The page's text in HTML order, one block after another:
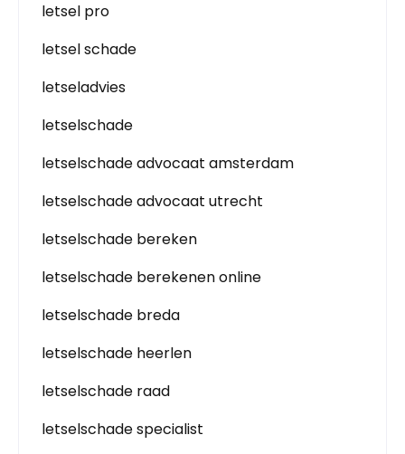
letsel pro
letsel schade
letseladvies
letselschade
letselschade advocaat amsterdam
letselschade advocaat utrecht
letselschade bereken
letselschade berekenen online
letselschade breda
letselschade heerlen
letselschade raad
letselschade specialist